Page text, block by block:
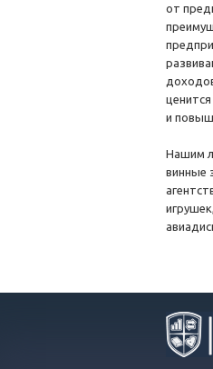
от
и
Нашим
винные